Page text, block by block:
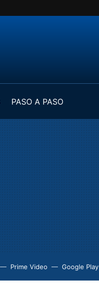
PASO A PASO
Prime Video Google Play